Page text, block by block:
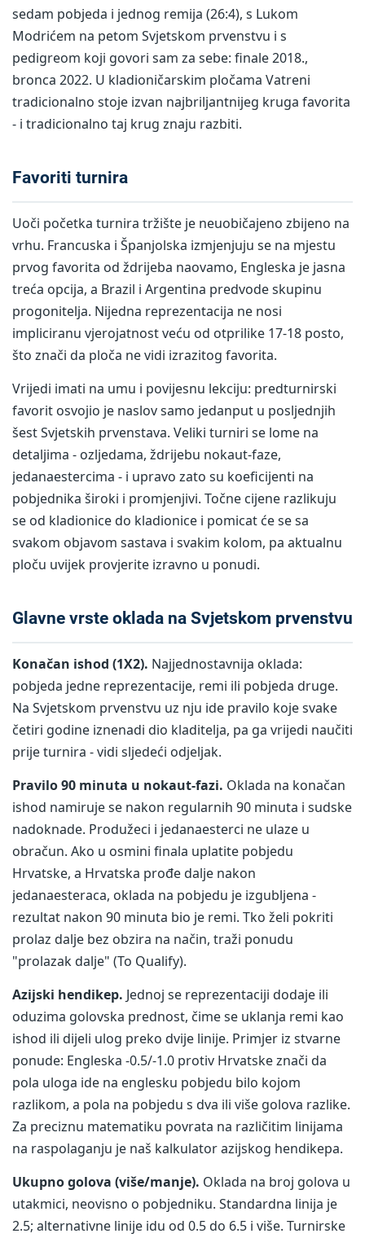
sedam pobjeda i jednog remija (26:4), s Lukom
Modrićem na petom Svjetskom prvenstvu i s
pedigreom koji govori sam za sebe: finale 2018.,
bronca 2022. U kladioničarskim pločama Vatreni
tradicionalno stoje izvan najbriljantnijeg kruga favorita
- i tradicionalno taj krug znaju razbiti.
Favoriti turnira
Uoči početka turnira tržište je neuobičajeno zbijeno na
vrhu. Francuska i Španjolska izmjenjuju se na mjestu
prvog favorita od ždrijeba naovamo, Engleska je jasna
treća opcija, a Brazil i Argentina predvode skupinu
progonitelja. Nijedna reprezentacija ne nosi
impliciranu vjerojatnost veću od otprilike 17-18 posto,
što znači da ploča ne vidi izrazitog favorita.
Vrijedi imati na umu i povijesnu lekciju: predturnirski
favorit osvojio je naslov samo jedanput u posljednjih
šest Svjetskih prvenstava. Veliki turniri se lome na
detaljima - ozljedama, ždrijebu nokaut-faze,
jedanaestercima - i upravo zato su koeficijenti na
pobjednika široki i promjenjivi. Točne cijene razlikuju
se od kladionice do kladionice i pomicat će se sa
svakom objavom sastava i svakim kolom, pa aktualnu
ploču uvijek provjerite izravno u ponudi.
Glavne vrste oklada na Svjetskom prvenstvu
Konačan ishod (1X2). Najjednostavnija oklada:
pobjeda jedne reprezentacije, remi ili pobjeda druge.
Na Svjetskom prvenstvu uz nju ide pravilo koje svake
četiri godine iznenadi dio kladitelja, pa ga vrijedi naučiti
prije turnira - vidi sljedeći odjeljak.
Pravilo 90 minuta u nokaut-fazi. Oklada na konačan
ishod namiruje se nakon regularnih 90 minuta i sudske
nadoknade. Produžeci i jedanaesterci ne ulaze u
obračun. Ako u osmini finala uplatite pobjedu
Hrvatske, a Hrvatska prođe dalje nakon
jedanaesteraca, oklada na pobjedu je izgubljena -
rezultat nakon 90 minuta bio je remi. Tko želi pokriti
prolaz dalje bez obzira na način, traži ponudu
"prolazak dalje" (To Qualify).
Azijski hendikep. Jednoj se reprezentaciji dodaje ili
oduzima golovska prednost, čime se uklanja remi kao
ishod ili dijeli ulog preko dvije linije. Primjer iz stvarne
ponude: Engleska -0.5/-1.0 protiv Hrvatske znači da
pola uloga ide na englesku pobjedu bilo kojom
razlikom, a pola na pobjedu s dva ili više golova razlike.
Za preciznu matematiku povrata na različitim linijama
na raspolaganju je naš kalkulator azijskog hendikepa.
Ukupno golova (više/manje). Oklada na broj golova u
utakmici, neovisno o pobjedniku. Standardna linija je
2.5; alternativne linije idu od 0.5 do 6.5 i više. Turnirske